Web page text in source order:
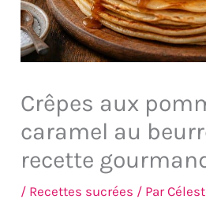
Crêpes aux
caramel au
recette
/ Recettes sucrées / Par